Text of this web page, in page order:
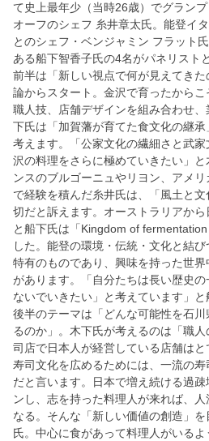
て史上最年少（当時26歳）でグラン
オーフのシェフ 糸井章太氏。能登イ
とのシェフ・ベンジャミン フラット
ある船下智香子氏の4名がパネリスト
前半は「新しい視点で何が見えてき
論からスタート。金沢で育ったからこ
職人技、店舗デザインを組み合わせ
下氏は「加賀藩が育てた食文化の継
考えます。「公家文化の繊細さと武
沢の料理をさらに極めていきたい」
ンスのブルゴーニュやリヨン、アメ
で経験を積んだ糸井氏は、「風土と
切だと訴えます。オーストラリアか
と船下氏は「Kingdom of
した。能登の環境・伝統・文化と結
特有のものであり、興味を持った世
があります。「自分たちは長い歴史
ないでいきたい」と考えています」と
後半のテーマは「どんな可能性を石
るのか」。木下氏が考えるのは「職
司店で日本人が経営している店舗は
寿司文化を広めるためには、一流の
だと言います。日本で増え続ける過
ンし、志を持った料理人が来れば、
なる。そんな「新しい価値の創造」
氏。中心に食があって料理人がいる